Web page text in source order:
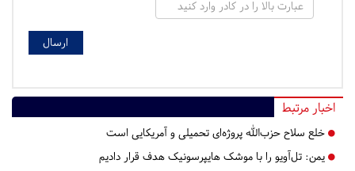
اخبار مرتبط
خلع سلاح حزب‌الله پروژه‌ای تحمیلی و آمریکایی است
یمن: تل‌آویو را با موشک هایپرسونیک هدف قرار دادیم